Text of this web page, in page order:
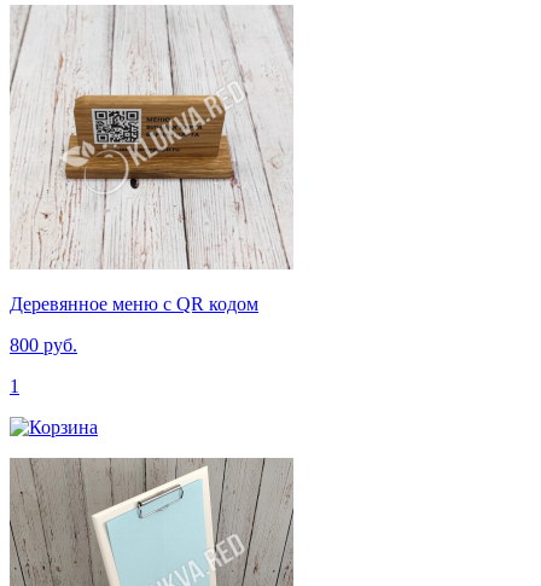
Деревянное меню с QR кодом
800 руб.
1